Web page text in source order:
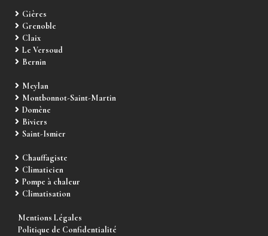
Gières
Grenoble
Claix
Le Versoud
Bernin
Meylan
Montbonnot-Saint-Martin
Domène
Biviers
Saint-Ismier
Chauffagiste
Climaticien
Pompe à chaleur
Climatisation
Mentions Légales
Politique de Confidentialité